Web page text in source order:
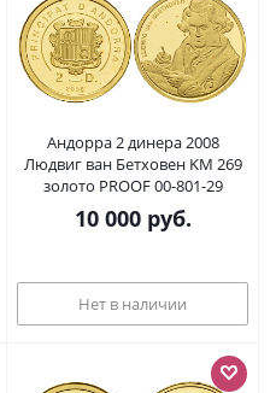
Андорра 2 динера 2008
Людвиг ван Бетховен KM 269
золото PROOF 00-801-29
10 000руб.
Нет в наличии